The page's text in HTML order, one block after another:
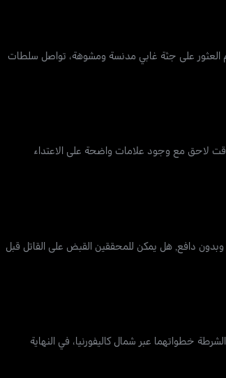
على جثة غابي مدنسة ومشوهة، تواصل سلطات
لاحق مع وجود علامات واضحة على الاعتداء
دافع, هل يمكن للمحققين القبض على القاتل قبل
خطواتهما عبر شمال كاليفورنيا، في النهاية